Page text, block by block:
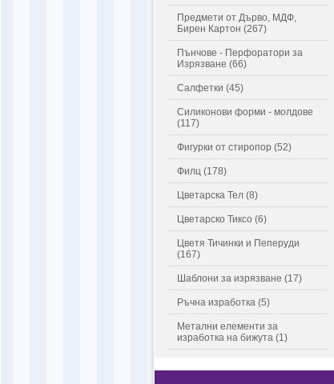
Предмети от Дърво, МДФ,
Бирен Картон (267)
Пънчове - Перфоратори за
Изрязване (66)
Салфетки (45)
Силиконови форми - молдове
(117)
Фигурки от стиропор (52)
Филц (178)
Цветарска Тел (8)
Цветарско Тиксо (6)
Цветя Тичинки и Пеперуди
(167)
Шаблони за изрязване (17)
Ръчна изработка (5)
Метални елементи за
изработка на бижута (1)